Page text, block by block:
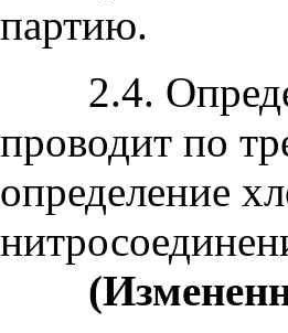
партию.
2.4.
проводит по
определение